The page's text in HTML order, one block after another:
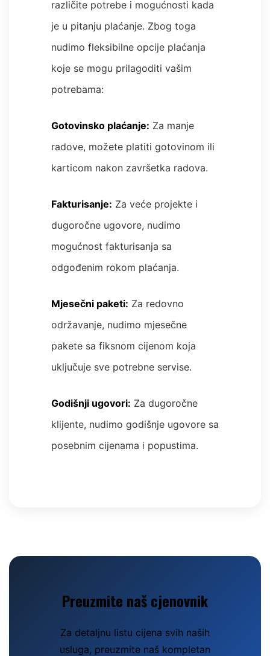
različite potrebe i mogućnosti kada
je u pitanju plaćanje. Zbog toga
nudimo fleksibilne opcije plaćanja
koje se mogu prilagoditi vašim
potrebama:
Gotovinsko plaćanje: Za manje
radove, možete platiti gotovinom ili
karticom nakon završetka radova.
Fakturisanje: Za veće projekte i
dugoročne ugovore, nudimo
mogućnost fakturisanja sa
odgođenim rokom plaćanja.
Mjesečni paketi: Za redovno
održavanje, nudimo mjesečne
pakete sa fiksnom cijenom koja
uključuje sve potrebne servise.
Godišnji ugovori: Za dugoročne
klijente, nudimo godišnje ugovore sa
posebnim cijenama i popustima.
Preuzmite naš cjenovnik
Za detaljnu listu cijena svih naših
usluga, preuzmite naš kompletan